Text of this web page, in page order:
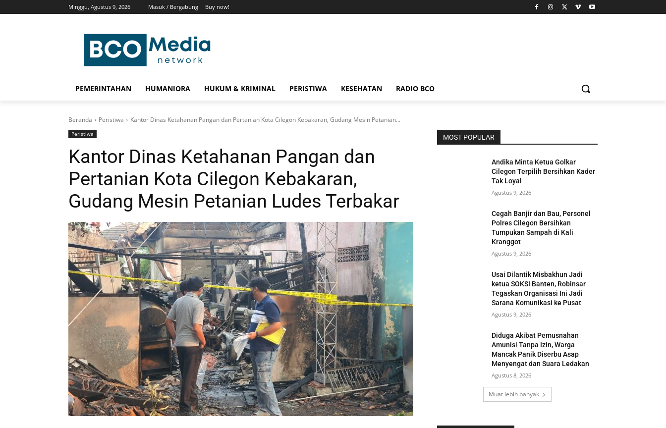
Minggu, Agustus 9, 2026 Masuk / Bergabung Buy now!
PEMERINTAHAN HUMANIORA HUKUM & KRIMINAL PERISTIWA KESEHATAN RADIO BCO
Beranda Peristiwa Kantor Dinas Ketahanan Pangan dan Pertanian Kota Cilegon Kebakaran, Gudang Mesin Petanian...
Peristiwa
Kantor Dinas Ketahanan Pangan dan
Pertanian Kota Cilegon Kebakaran,
Gudang Mesin Petanian Ludes Terbakar
MOST POPULAR
Andika Minta Ketua Golkar
Cilegon Terpilih Bersihkan Kader
Tak Loyal
Agustus 9, 2026
Cegah Banjir dan Bau, Personel
Polres Cilegon Bersihkan
Tumpukan Sampah di Kali
Kranggot
Agustus 9, 2026
Usai Dilantik Misbakhun Jadi
ketua SOKSI Banten, Robinsar
Tegaskan Organisasi Ini Jadi
Sarana Komunikasi ke Pusat
Agustus 9, 2026
Diduga Akibat Pemusnahan
Amunisi Tanpa Izin, Warga
Mancak Panik Diserbu Asap
Menyengat dan Suara Ledakan
Agustus 8, 2026
Muat lebih banyak